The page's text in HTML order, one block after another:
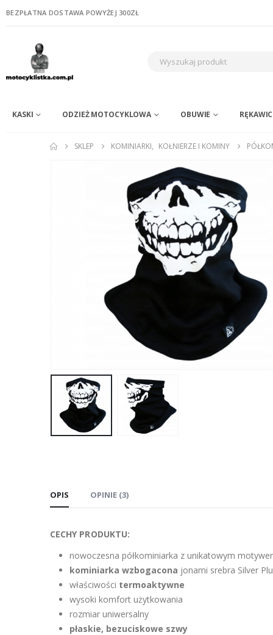
BEZPŁATNA DOSTAWA POWYŻEJ 300ZŁ
KASKI ODZIEŻ MOTOCYKLOWA OBUWIE
SKLEP KOMINIARKI, KOŁNIERZE I KOMINY
OPIS OPINIE (3)
CECHY PRODUKTU:
nowoczesna półkominiarka z unikatowym
kominiarka wzbogacona jonami srebra Silver
właściwości termoaktywne
wysoki komfort użytkowania
rozmiar uniwersalny
płaskie, bezuciskowe szwy